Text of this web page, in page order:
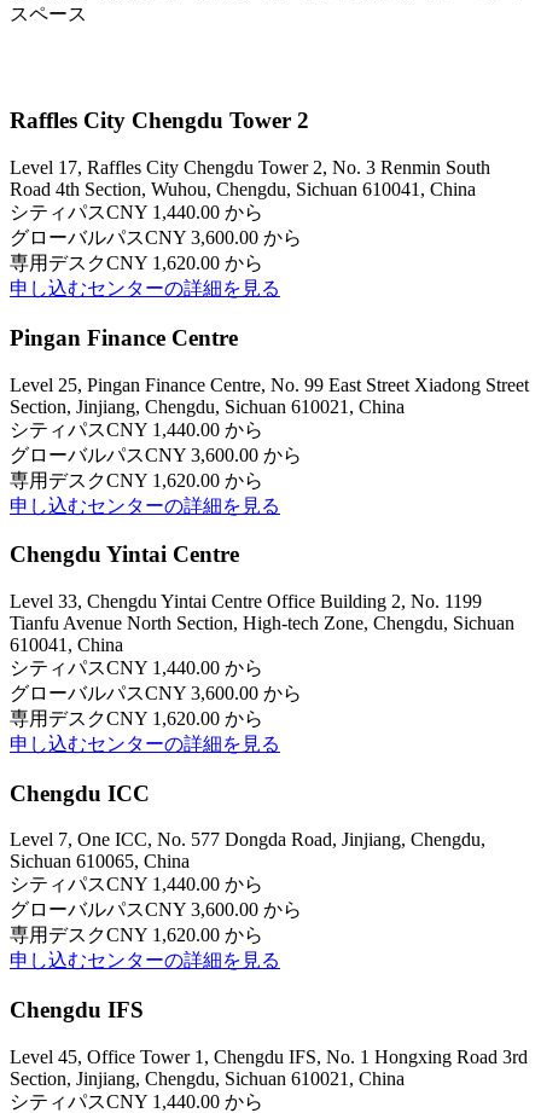
スペース
Raffles City Chengdu Tower 2
Level 17, Raffles City Chengdu Tower 2, No. 3 Renmin South
Road 4th Section, Wuhou, Chengdu, Sichuan 610041, China
シティパスCNY 1,440.00 から
グローバルパスCNY 3,600.00 から
専用デスクCNY 1,620.00 から
申し込むセンターの詳細を見る
Pingan Finance Centre
Level 25, Pingan Finance Centre, No. 99 East Street Xiadong Street
Section, Jinjiang, Chengdu, Sichuan 610021, China
シティパスCNY 1,440.00 から
グローバルパスCNY 3,600.00 から
専用デスクCNY 1,620.00 から
申し込むセンターの詳細を見る
Chengdu Yintai Centre
Level 33, Chengdu Yintai Centre Office Building 2, No. 1199
Tianfu Avenue North Section, High-tech Zone, Chengdu, Sichuan
610041, China
シティパスCNY 1,440.00 から
グローバルパスCNY 3,600.00 から
専用デスクCNY 1,620.00 から
申し込むセンターの詳細を見る
Chengdu ICC
Level 7, One ICC, No. 577 Dongda Road, Jinjiang, Chengdu,
Sichuan 610065, China
シティパスCNY 1,440.00 から
グローバルパスCNY 3,600.00 から
専用デスクCNY 1,620.00 から
申し込むセンターの詳細を見る
Chengdu IFS
Level 45, Office Tower 1, Chengdu IFS, No. 1 Hongxing Road 3rd
Section, Jinjiang, Chengdu, Sichuan 610021, China
シティパスCNY 1,440.00 から